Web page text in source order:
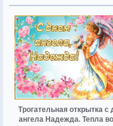
Трогательная открытка с
ангела Надежда. Тепла